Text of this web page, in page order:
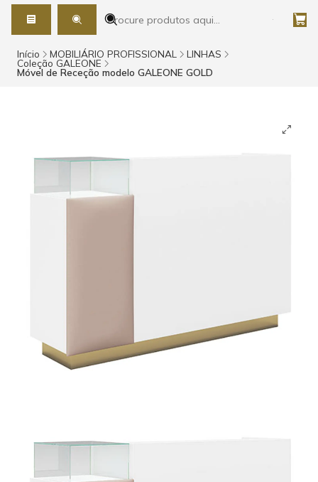
Início MOBILIÁRIO PROFISSIONAL LINHAS
Coleção GALEONE
Móvel de Receção modelo GALEONE GOLD